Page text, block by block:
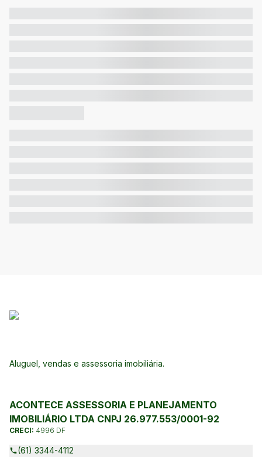
Aluguel, vendas e assessoria imobiliária.
ACONTECE ASSESSORIA E PLANEJAMENTO
IMOBILIÁRIO LTDA CNPJ 26.977.553/0001-92
CRECI: 4996 DF
(61) 3344-4112